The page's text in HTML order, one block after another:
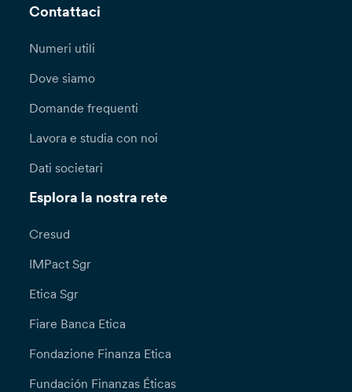
Contattaci
Numeri utili
Dove siamo
Domande frequenti
Lavora e studia con noi
Dati societari
Esplora la nostra rete
Cresud
IMPact Sgr
Etica Sgr
Fiare Banca Etica
Fondazione Finanza Etica
Fundación Finanzas Éticas